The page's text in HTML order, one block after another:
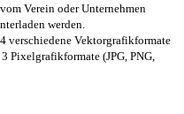
Verein oder Unternehmen
werden.
verschiedene Vektorgrafikformate
Pixelgrafikformate (JPG, PNG,